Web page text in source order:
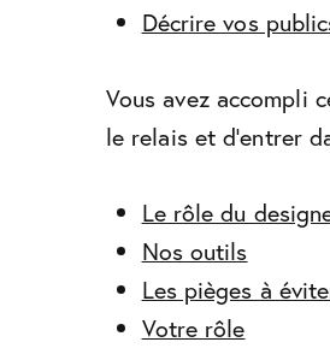
Décrire vos
Vous avez accompli
le relais et d’entrer
Le rôle du
Nos outils
Les pièges à
Votre rôle